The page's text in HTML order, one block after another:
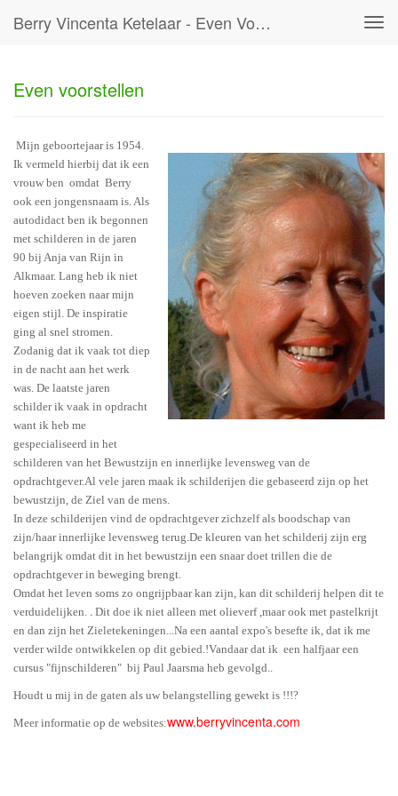
Berry Vincenta Ketelaar - Even Voorstellen
Even voorstellen
Mijn geboortejaar is 1954.
Ik vermeld hierbij dat ik een
vrouw ben omdat Berry
ook een jongensnaam is. Als
autodidact ben ik begonnen
met schilderen in de jaren
90 bij Anja van Rijn in
Alkmaar. Lang heb ik niet
hoeven zoeken naar mijn
eigen stijl. De inspiratie
ging al snel stromen.
Zodanig dat ik vaak tot diep
in de nacht aan het werk
was. De laatste jaren
schilder ik vaak in opdracht
want ik heb me
gespecialiseerd in het
schilderen van het Bewustzijn en innerlijke levensweg van de
opdrachtgever.Al vele jaren maak ik schilderijen die gebaseerd zijn op het
bewustzijn, de Ziel van de mens.
In deze schilderijen vind de opdrachtgever zichzelf als boodschap van
zijn/haar innerlijke levensweg terug.De kleuren van het schilderij zijn erg
belangrijk omdat dit in het bewustzijn een snaar doet trillen die de
opdrachtgever in beweging brengt.
Omdat het leven soms zo ongrijpbaar kan zijn, kan dit schilderij helpen dit te
verduidelijken. . Dit doe ik niet alleen met olieverf ,maar ook met pastelkrijt
en dan zijn het Zieletekeningen...Na een aantal expo's besefte ik, dat ik me
verder wilde ontwikkelen op dit gebied.!Vandaar dat ik een halfjaar een
cursus "fijnschilderen" bij Paul Jaarsma heb gevolgd..
Houdt u mij in de gaten als uw belangstelling gewekt is !!!?
Meer informatie op de websites:www.berryvincenta.com